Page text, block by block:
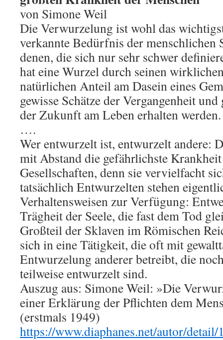
von Simone Weil
Die Verwurzelung ist wohl das
verkannte Bedürfnis der menschlichen
denen, die sich nur sehr schwer
hat eine Wurzel durch seinen
natürlichen Anteil am Dasein eines
gewisse Schätze der Vergangenheit
der Zukunft am Leben erhalten werden.
….
Wer entwurzelt ist, entwurzelt andere:
mit Abstand die gefährlichste
Gesellschaften, denn sie vervielfacht
tatsächlich Entwurzelten stehen
Verhaltensweisen zur Verfügung:
Trägheit der Seele, die fast dem Tod
Großteil der Sklaven im Römischen
sich in eine Tätigkeit, die oft mit
Entwurzelung anderer betreibt, die
teilweise entwurzelt sind.
Auszug aus: Simone Weil: »Die
einer Erklärung der Pflichten dem
(erstmals 1949)
https://www.diaphanes.net/autor/detail/